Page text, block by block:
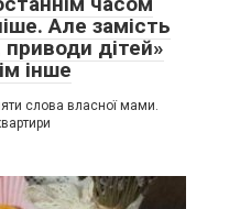
Але замість
приводи дітей»
інше
слова власної мами.